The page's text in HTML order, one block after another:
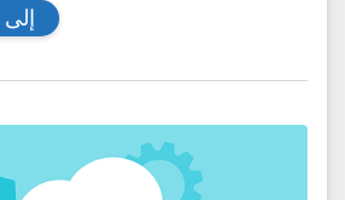
5. نصّ "بائع الآرتيك" للأديب المحلّيّ
من أجل ترسيخ ما ورد فيها من دلالاتٍ
تحثّ الإنسانَ على احترامِ غيرِهِ والتّعاملِ
وكرامةٍ وتقديرٍ.